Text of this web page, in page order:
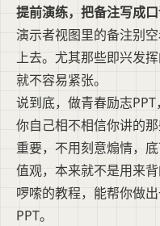
提前演练，把备注写成
演示者视图里的备注别
上去。尤其那些即兴发
就不容易紧张。
说到底，做青春励志
你自己相不相信你讲的
重要，不用刻意煽情，
值观，本来就不是用来
啰嗦的教程，能帮你做
PPT。